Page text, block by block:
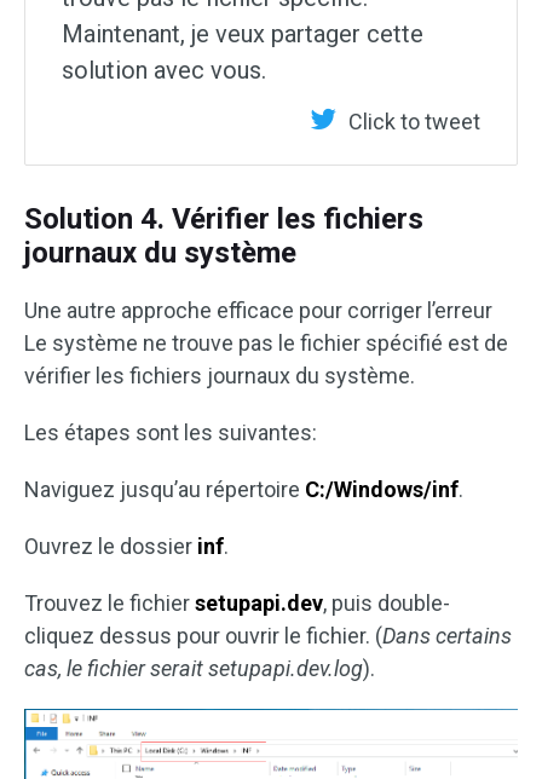
Maintenant, je veux partager cette
solution avec vous.
Click to tweet
Solution 4. Vérifier les fichiers
journaux du système
Une autre approche efficace pour corriger l’erreur
Le système ne trouve pas le fichier spécifié est de
vérifier les fichiers journaux du système.
Les étapes sont les suivantes:
Naviguez jusqu’au répertoire C:/Windows/inf.
Ouvrez le dossier inf.
Trouvez le fichiersetupapi.dev, puis double-
cliquez dessus pour ouvrir le fichier. (Dans certains
cas, le fichier serait setupapi.dev.log).